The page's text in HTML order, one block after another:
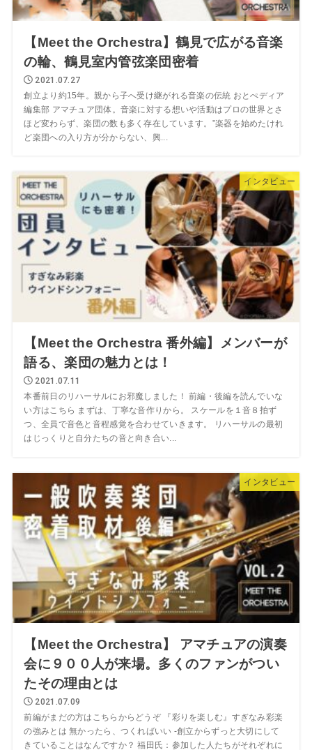
【Meet the Orchestra】鶴見で広がる音楽
の輪、鶴見室内管弦楽団密着
2021.07.27
創立より約15年。親から子へ受け継がれる音楽の伝統 おとぺディア
編集部 アマチュア団体。音楽に対する想いや活動はプロの世界とさ
ほど変わらず、楽団の数も多く存在しています。”楽器を始めたけれ
ど楽団への入り方が分からない、興...
インタビュー
【Meet the Orchestra 番外編】メンバーが
語る、楽団の魅力とは！
2021.07.11
本番前日のリハーサルにお邪魔しました！ 前編・後編を読んでいな
い方はこちら まずは、丁寧な音作りから。 スケールを１音８拍ず
つ、全員で音色と音程感覚を合わせていきます。 リハーサルの最初
はじっくりと自分たちの音と向き合い...
インタビュー
【Meet the Orchestra】 アマチュアの演奏
会に９００人が来場。多くのファンがつい
たその理由とは
2021.07.09
前編がまだの方はこちらからどうぞ 『彩りを楽しむ』すぎなみ彩楽
の強みとは 無かったら、つくればいい -創立からずっと大切にして
きていることはなんですか？ 福田氏：参加した人たちがそれぞれに